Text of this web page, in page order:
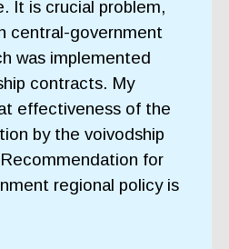
It is crucial problem,
central-government
was implemented
contracts. My
effectiveness of the
by the voivodship
for
regional policy is